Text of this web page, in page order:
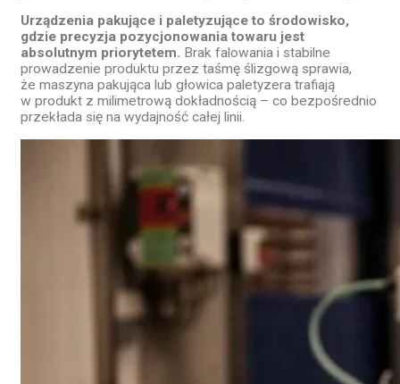
Urządzenia pakujące i paletyzujące to środowisko,
gdzie precyzja pozycjonowania towaru jest
absolutnym priorytetem. Brak falowania i stabilne
prowadzenie produktu przez taśmę ślizgową sprawia,
że maszyna pakująca lub głowica paletyzera trafiają
w produkt z milimetrową dokładnością – co bezpośrednio
przekłada się na wydajność całej linii.